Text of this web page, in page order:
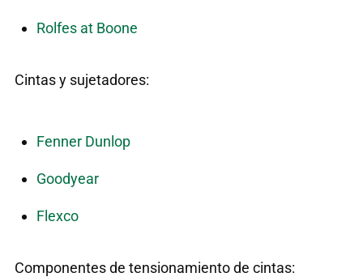
Rolfes at Boone
Cintas y sujetadores:
Fenner Dunlop
Goodyear
Flexco
Componentes de tensionamiento de cintas: